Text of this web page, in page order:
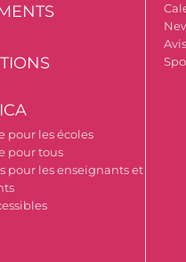
pour les écoles
pour tous
pour les enseignants et
Avis